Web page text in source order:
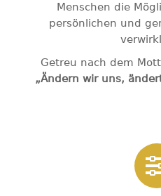
Menschen die
persönlichen und
Getreu nach dem
„Ändern wir uns,